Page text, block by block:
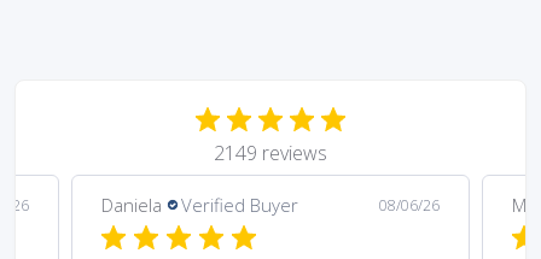
2149 reviews
26 Daniela Verified Buyer 08/06/26